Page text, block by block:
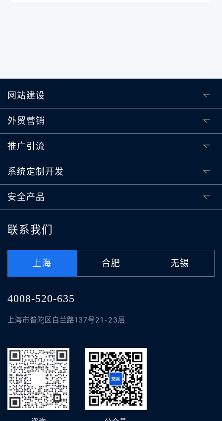
网站建设
外贸营销
推广引流
系统定制开发
安全产品
联系我们
上海 合肥 无锡
4008-520-635
上海市普陀区白兰路137号21-23层